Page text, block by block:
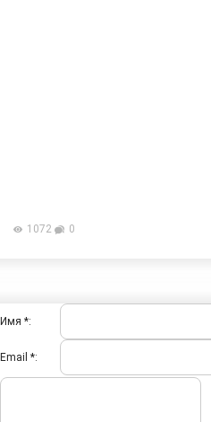
1072 0
Имя *:
Email *: